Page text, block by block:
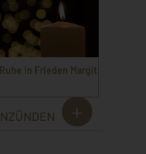
Ruhe in Frieden Margit